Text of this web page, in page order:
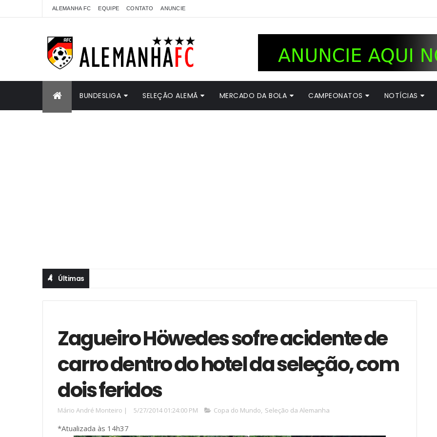
ALEMANHA FC EQUIPE CONTATO ANUNCIE
BUNDESLIGA SELEÇÃO ALEMÃ MERCADO DA BOLA CAMPEONATOS NOTÍCIAS
Últimas
Zagueiro Höwedes sofre acidente de
carro dentro do hotel da seleção, com
dois feridos
Mário André Monteiro | 5/27/2014 01:24:00 PM Copa do Mundo, Seleção da Alemanha
*Atualizada às 14h37